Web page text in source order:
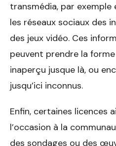
transmédia, par
les réseaux sociaux des
des jeux vidéo. Ces
peuvent prendre la forme
inaperçu jusque là, ou
jusqu’ici inconnus.
Enfin, certaines licences
l’occasion à la
des sondages ou des